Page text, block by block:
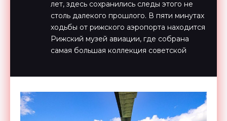
лет, здесь сохранились следы этого не
столь далекого прошлого. В пяти минутах
ходьбы от рижского аэропорта находится
Рижский музей авиации, где собрана
самая большая коллекция советской